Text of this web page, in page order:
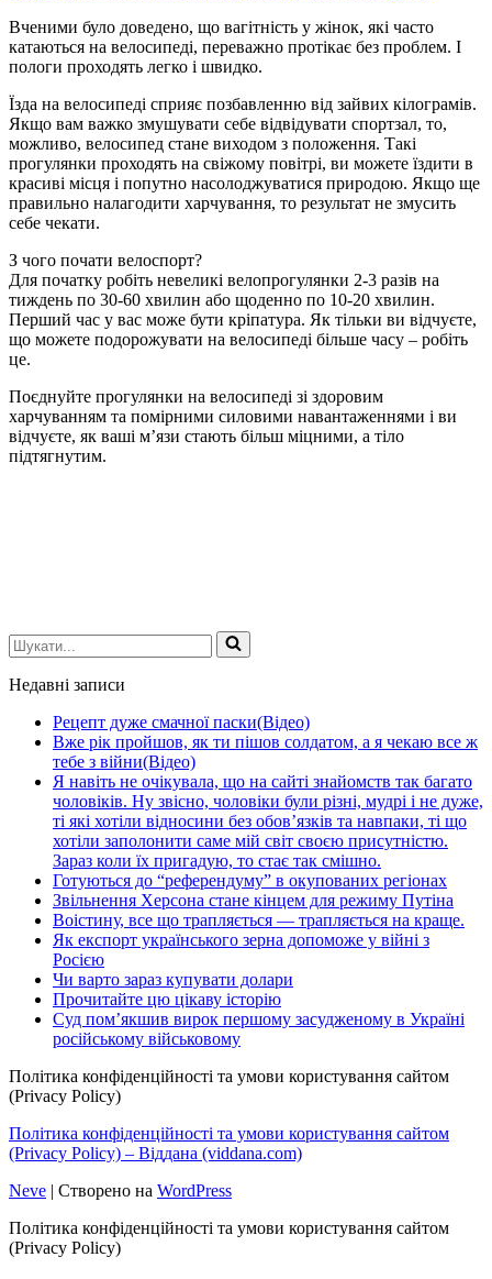
Вченими було доведено, що вагітність у жінок, які часто
катаються на велосипеді, переважно протікає без проблем. І
пологи проходять легко і швидко.
Їзда на велосипеді сприяє позбавленню від зайвих кілограмів.
Якщо вам важко змушувати себе відвідувати спортзал, то,
можливо, велосипед стане виходом з положення. Такі
прогулянки проходять на свіжому повітрі, ви можете їздити в
красиві місця і попутно насолоджуватися природою. Якщо ще
правильно налагодити харчування, то результат не змусить
себе чекати.
З чого почати велоспорт?
Для початку робіть невеликі велопрогулянки 2-3 разів на
тиждень по 30-60 хвилин або щоденно по 10-20 хвилин.
Перший час у вас може бути кріпатура. Як тільки ви відчуєте,
що можете подорожувати на велосипеді більше часу – робіть
це.
Поєднуйте прогулянки на велосипеді зі здоровим
харчуванням та помірними силовими навантаженнями і ви
відчуєте, як ваші м’язи стають більш міцними, а тіло
підтягнутим.
Шукати...
Недавні записи
Рецепт дуже смачної паски(Відео)
Вже рік пройшов, як ти пішов солдатом, а я чекаю все ж
тебе з війни(Відео)
Я навіть не очікувала, що на сайті знайомств так багато
чоловіків. Ну звісно, чоловіки були різні, мудрі і не дуже,
ті які хотіли відносини без обов’язків та навпаки, ті що
хотіли заполонити саме мій світ своєю присутністю.
Зараз коли їх пригадую, то стає так смішно.
Готуються до “референдуму” в окупованих регіонах
Звільнення Херсона стане кінцем для режиму Путіна
Воістину, все що трапляється — трапляється на краще.
Як експорт українського зерна допоможе у війні з
Росією
Чи варто зараз купувати долари
Прочитайте цю цікаву історію
Суд пом’якшив вирок першому засудженому в Україні
російському військовому
Політика конфіденційності та умови користування сайтом
(Privacy Policy)
Політика конфіденційності та умови користування сайтом
(Privacy Policy) – Віддана (viddana.com)
Neve | Створено на WordPress
Політика конфіденційності та умови користування сайтом
(Privacy Policy)